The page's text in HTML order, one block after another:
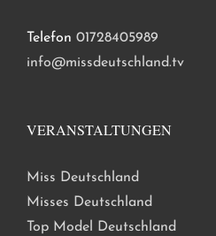
Telefon 01728405989
info@missdeutschland.tv
VERANSTALTUNGEN
Miss Deutschland
Misses Deutschland
Top Model Deutschland